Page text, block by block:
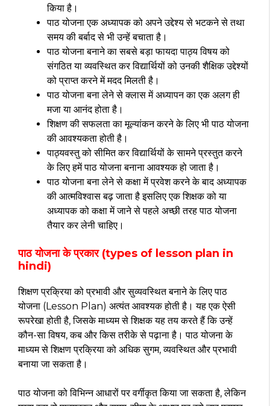
किया है।
पाठ योजना एक अध्यापक को अपने उद्देश्य से भटकने से तथा
समय की बर्बाद से भी उन्हें बचाता है।
पाठ योजना बनाने का सबसे बड़ा फायदा पाठ्य विषय को
संगठित या व्यवस्थित कर विद्यार्थियों को उनकी शैक्षिक उद्देश्यों
को प्राप्त करने में मदद मिलती है।
पाठ योजना बना लेने से क्लास में अध्यापन का एक अलग ही
मजा या आनंद होता है।
शिक्षण की सफलता का मूल्यांकन करने के लिए भी पाठ योजना
की आवश्यकता होती है।
पाठ्यवस्तु को सीमित कर विद्यार्थियों के सामने प्रस्तुत करने
के लिए हमें पाठ योजना बनाना आवश्यक हो जाता है।
पाठ योजना बना लेने से कक्षा में प्रवेश करने के बाद अध्यापक
की आत्मविश्वास बढ़ जाता है इसलिए एक शिक्षक को या
अध्यापक को कक्षा में जाने से पहले अच्छी तरह पाठ योजना
तैयार कर लेनी चाहिए।
पाठ योजना के प्रकार (types of lesson plan in
hindi)
शिक्षण प्रक्रिया को प्रभावी और सुव्यवस्थित बनाने के लिए पाठ
योजना (Lesson Plan) अत्यंत आवश्यक होती है। यह एक ऐसी
रूपरेखा होती है, जिसके माध्यम से शिक्षक यह तय करते हैं कि उन्हें
कौन-सा विषय, कब और किस तरीके से पढ़ाना है। पाठ योजना के
माध्यम से शिक्षण प्रक्रिया को अधिक सुगम, व्यवस्थित और प्रभावी
बनाया जा सकता है।
पाठ योजना को विभिन्न आधारों पर वर्गीकृत किया जा सकता है, लेकिन